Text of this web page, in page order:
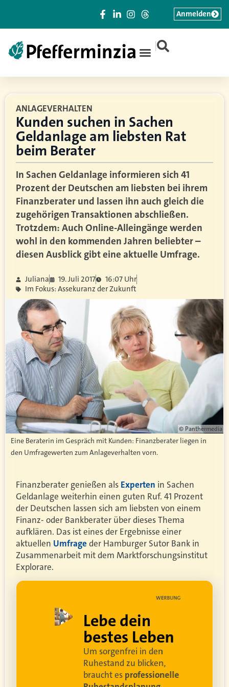
|
Anmelden
ANLAGEVERHALTEN
Kunden suchen in Sachen
Geldanlage am liebsten Rat
beim Berater
In Sachen Geldanlage informieren sich 41
Prozent der Deutschen am liebsten bei ihrem
Finanzberater und lassen ihn auch gleich die
zugehörigen Transaktionen abschließen.
Trotzdem: Auch Online-Alleingänge werden
wohl in den kommenden Jahren beliebter –
diesen Ausblick gibt eine aktuelle Umfrage.
Juliana 19. Juli 2017
16:07 Uhr
Im Fokus: Assekuranz der Zukunft
© Panthermedia
Eine Beraterin im Gespräch mit Kunden: Finanzberater liegen in
den Umfragewerten zum Anlageverhalten vorn.
Finanzberater genießen als Experten in Sachen
Geldanlage weiterhin einen guten Ruf. 41 Prozent
der Deutschen lassen sich am liebsten von einem
Finanz- oder Bankberater über dieses Thema
aufklären. Das ist eines der Ergebnisse einer
aktuellen Umfrage der Hamburger Sutor Bank in
Zusammenarbeit mit dem Marktforschungsinstitut
Explorare.
WERBUNG
Lebe dein
bestes Leben
Um sorgenfrei in den
Ruhestand zu blicken,
braucht es professionelle